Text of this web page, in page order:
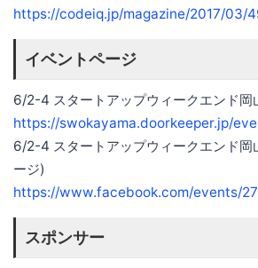
https://codeiq.jp/magazine/2017/03/
イベントページ
6/2-4 スタートアップウィークエンド岡
https://swokayama.doorkeeper.jp/
6/2-4 スタートアップウィークエンド岡
ージ)
https://www.facebook.com/events/
スポンサー